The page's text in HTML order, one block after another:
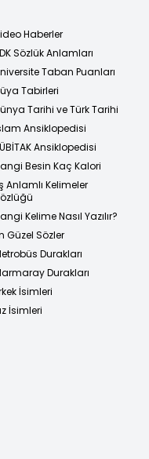
Haberler
Sözlük Anlamları
Taban Puanları
Tabirleri
Tarihi ve Türk Tarihi
Ansiklopedisi
Ansiklopedisi
Besin Kaç Kalori
Anlamlı Kelimeler
Kelime Nasıl Yazılır?
Güzel Sözler
Durakları
Durakları
İsimleri
İsimleri